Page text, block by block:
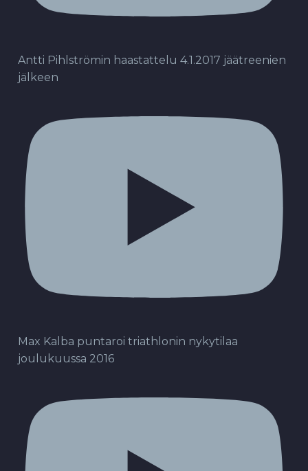
Antti Pihlströmin haastattelu 4.1.2017 jäätreenien
jälkeen
Max Kalba puntaroi triathlonin nykytilaa
joulukuussa 2016